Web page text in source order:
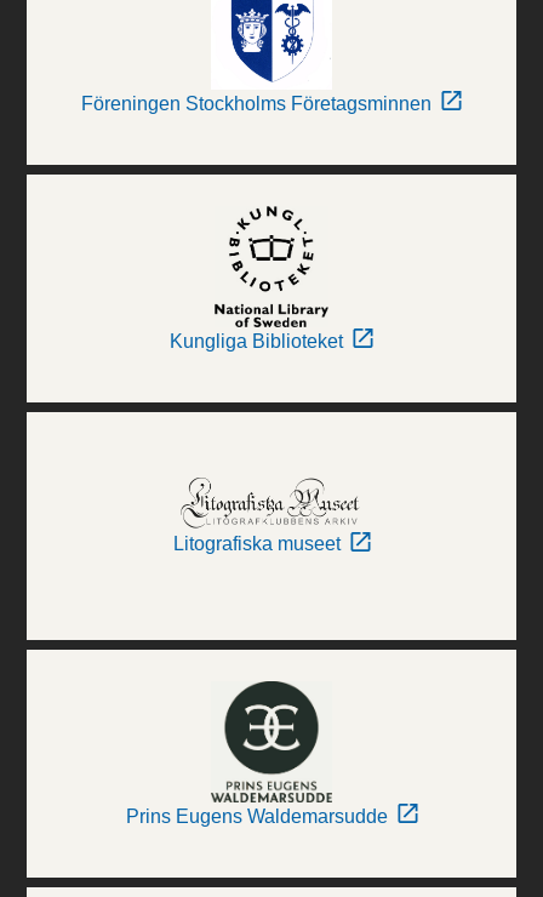
Föreningen Stockholms Företagsminnen
Kungliga Biblioteket
Litografiska museet
Prins Eugens Waldemarsudde